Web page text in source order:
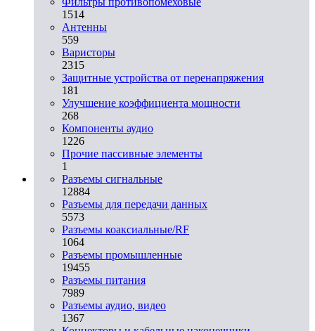
1514
Антенны
559
Варисторы
2315
Защитные устройства от перенапряжения
181
Улучшение коэффициента мощности
268
Компоненты аудио
1226
Прочие пассивные элементы
1
Разъeмы сигнальные
12884
Разъeмы для передачи данных
5573
Разъeмы коаксиальные/RF
1064
Разъeмы промышленные
19455
Разъeмы питания
7989
Разъeмы аудио, видео
1367